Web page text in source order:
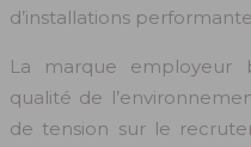
d’installations
La marque employeur
qualité de
de tension sur le